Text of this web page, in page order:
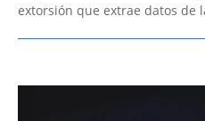
extorsión que extrae datos de